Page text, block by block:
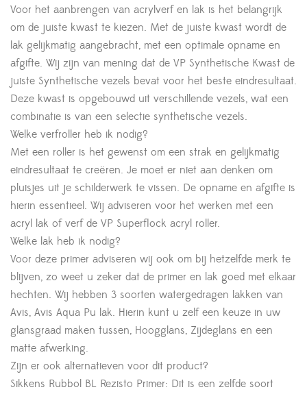
Voor het aanbrengen van acrylverf en lak is het belangrijk
om de juiste kwast te kiezen. Met de juiste kwast wordt de
lak gelijkmatig aangebracht, met een optimale opname en
afgifte. Wij zijn van mening dat de VP Synthetische Kwast de
juiste Synthetische vezels bevat voor het beste eindresultaat.
Deze kwast is opgebouwd uit verschillende vezels, wat een
combinatie is van een selectie synthetische vezels.
Welke verfroller heb ik nodig?
Met een roller is het gewenst om een strak en gelijkmatig
eindresultaat te creëren. Je moet er niet aan denken om
pluisjes uit je schilderwerk te vissen. De opname en afgifte is
hierin essentieel. Wij adviseren voor het werken met een
acryl lak of verf de VP Superflock acryl roller.
Welke lak heb ik nodig?
Voor deze primer adviseren wij ook om bij hetzelfde merk te
blijven, zo weet u zeker dat de primer en lak goed met elkaar
hechten. Wij hebben 3 soorten watergedragen lakken van
Avis, Avis Aqua Pu lak. Hierin kunt u zelf een keuze in uw
glansgraad maken tussen, Hoogglans, Zijdeglans en een
matte afwerking.
Zijn er ook alternatieven voor dit product?
Sikkens Rubbol BL Rezisto Primer: Dit is een zelfde soort